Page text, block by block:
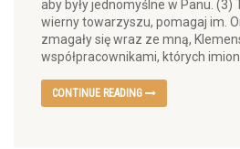
aby były jednomyślne w Panu. (3)
wierny towarzyszu, pomagaj im.
zmagały się wraz ze mną,
współpracownikami, których
CONTINUE READING